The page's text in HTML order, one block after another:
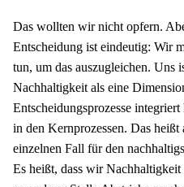
Das wollten wir nicht opfern.
Entscheidung ist eindeutig: Wir
tun, um das auszugleichen. Uns
Nachhaltigkeit als eine
Entscheidungsprozesse
in den Kernprozessen. Das
einzelnen Fall für den
Es heißt, dass wir